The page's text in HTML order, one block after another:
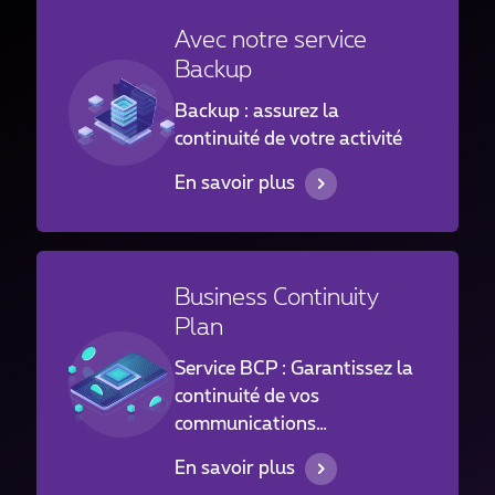
L’approche repose sur une
expertise technique
consolidée et sur des
modèles de déploiement et
avec les environnements
Avec notre service
Backup
Backup : assurez la
continuité de votre activité
En savoir plus
Business Continuity
Plan
Service BCP : Garantissez la
continuité de vos
communications
professionnelles
En savoir plus